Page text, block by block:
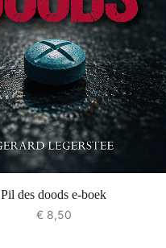
Pil des doods e-boek
€8,50